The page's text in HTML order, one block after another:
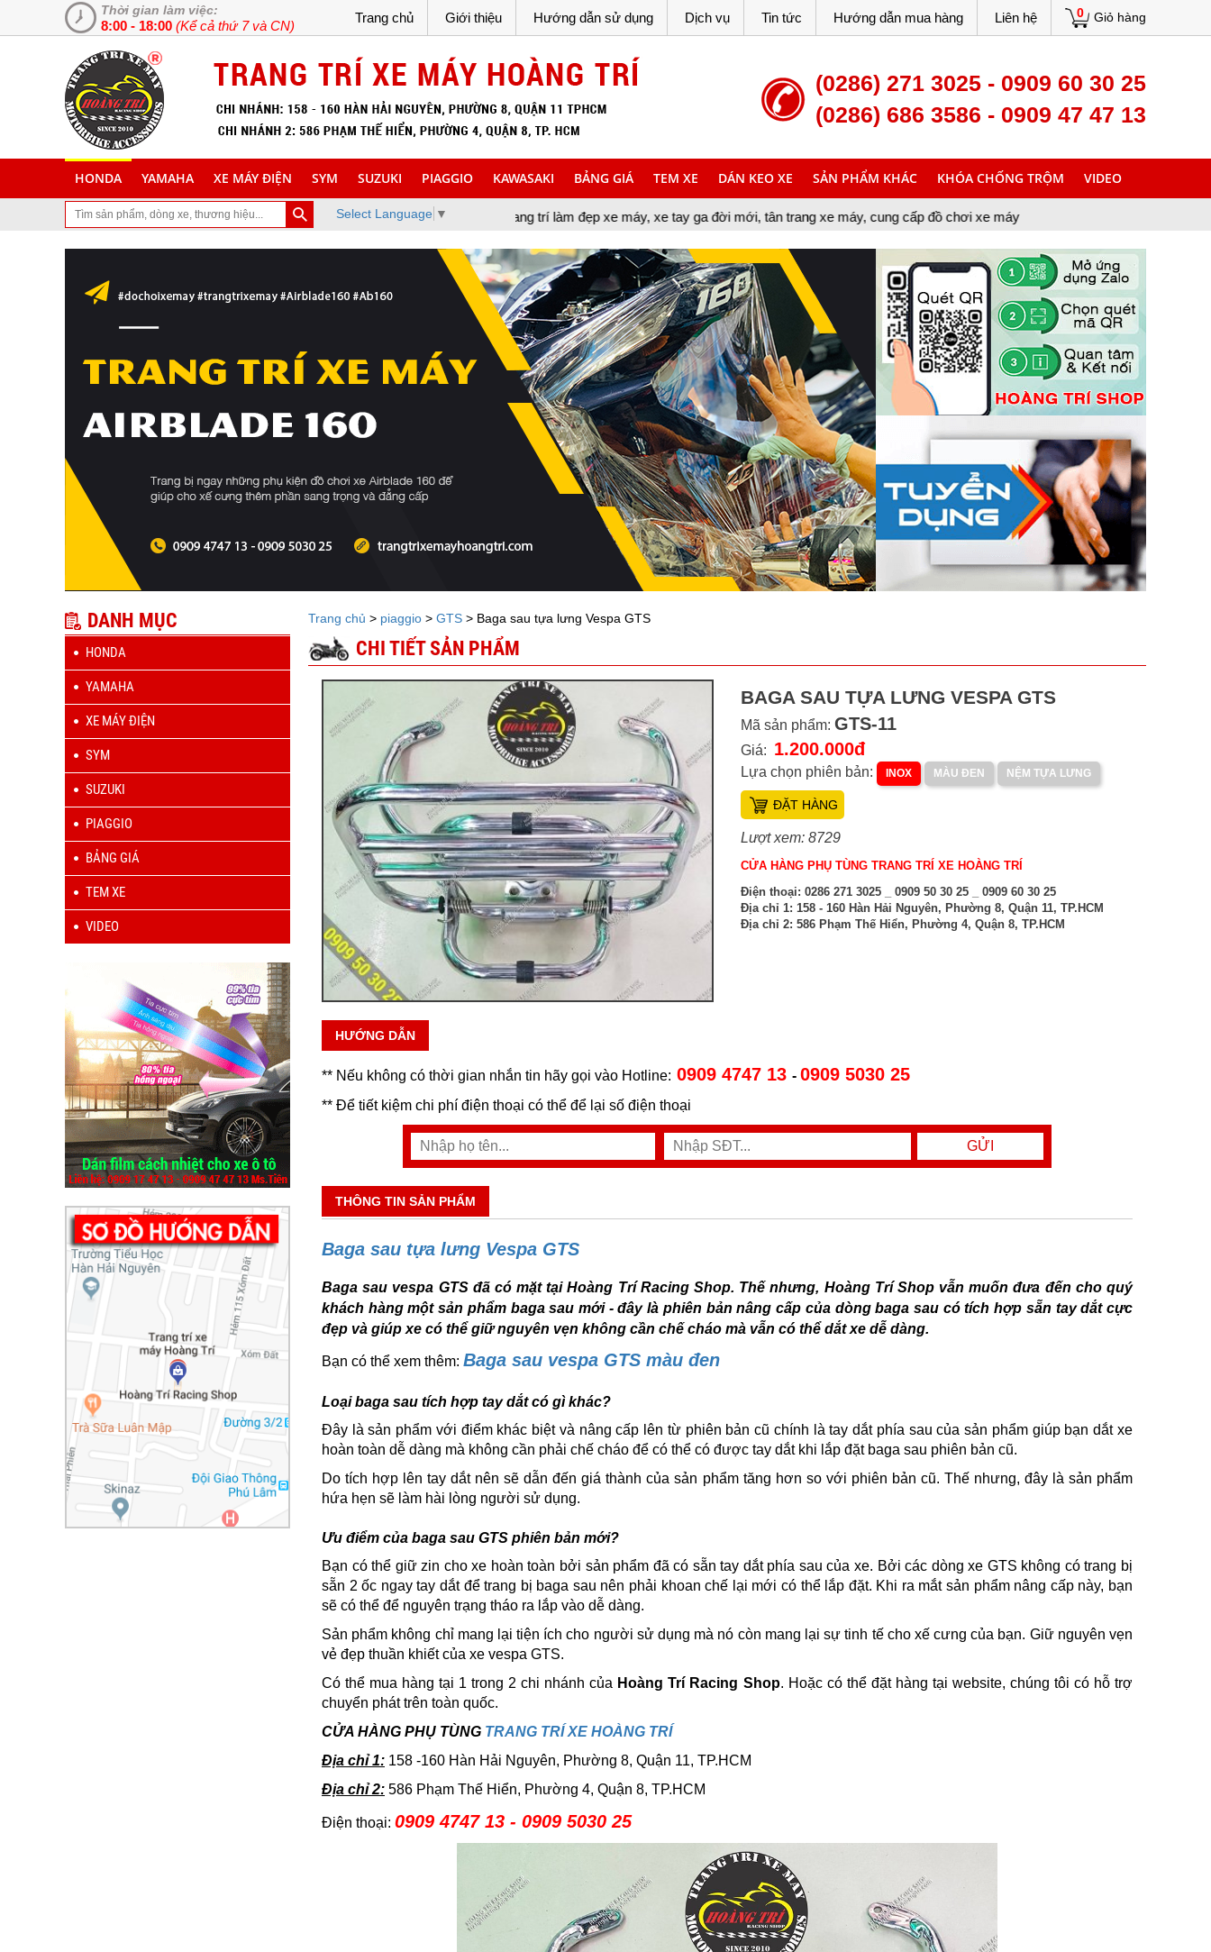
Thời gian làm việc:
8:00 - 18:00 (Kể cả thứ 7 và CN)
0 Giỏ hàng
Trang chủ Giới thiệu Hướng dẫn sử dụng Dịch vụ Tin tức Hướng dẫn mua hàng Liên hệ
(0286) 271 3025 - 0909 60 30 25
(0286) 686 3586 - 0909 47 47 13
HONDA YAMAHA XE MÁY ĐIỆN SYM SUZUKI PIAGGIO KAWASAKI BẢNG GIÁ TEM XE DÁN KEO XE SẢN PHẨM KHÁC KHÓA CHỐNG TRỘM VIDEO
Select Language ▼
đã ghé thăm trang Web chuyên cung cấp và lắp đặt phụ tùng inox trang trí làm đẹp xe máy, xe tay ga đời mới, tân trang xe máy, cung cấp đồ chơi xe máy
DANH MỤC
HONDA
YAMAHA
XE MÁY ĐIỆN
SYM
SUZUKI
PIAGGIO
BẢNG GIÁ
TEM XE
VIDEO
Trang chủ > piaggio> GTS> Baga sau tựa lưng Vespa GTS
CHI TIẾT SẢN PHẨM
BAGA SAU TỰA LƯNG VESPA GTS
Mã sản phẩm: GTS-11
Giá: 1.200.000đ
Lựa chọn phiên bản: INOX MÀU ĐEN NỆM TỰA LƯNG
ĐẶT HÀNG
Lượt xem: 8729
CỬA HÀNG PHỤ TÙNG TRANG TRÍ XE HOÀNG TRÍ
Điện thoại: 0286 271 3025 _ 0909 50 30 25 _ 0909 60 30 25
Địa chỉ 1: 158 - 160 Hàn Hải Nguyên, Phường 8, Quận 11, TP.HCM
Địa chỉ 2: 586 Phạm Thế Hiển, Phường 4, Quận 8, TP.HCM
HƯỚNG DẪN
** Nếu không có thời gian nhắn tin hãy gọi vào Hotline: 0909 4747 13 - 0909 5030 25
** Để tiết kiệm chi phí điện thoại có thể để lại số điện thoại
THÔNG TIN SẢN PHẨM
Baga sau tựa lưng Vespa GTS
Baga sau vespa GTS đã có mặt tại Hoàng Trí Racing Shop. Thế nhưng, Hoàng Trí Shop vẫn muốn đưa đến cho quý
khách hàng một sản phẩm baga sau mới - đây là phiên bản nâng cấp của dòng baga sau có tích hợp sẵn tay dắt cực
đẹp và giúp xe có thể giữ nguyên vẹn không cần chế cháo mà vẫn có thể dắt xe dễ dàng.
Bạn có thể xem thêm: Baga sau vespa GTS màu đen
Loại baga sau tích hợp tay dắt có gì khác?
Đây là sản phẩm với điểm khác biệt và nâng cấp lên từ phiên bản cũ chính là tay dắt phía sau của sản phẩm giúp bạn dắt xe
hoàn toàn dễ dàng mà không cần phải chế cháo để có thể có được tay dắt khi lắp đặt baga sau phiên bản cũ.
Do tích hợp lên tay dắt nên sẽ dẫn đến giá thành của sản phẩm tăng hơn so với phiên bản cũ. Thế nhưng, đây là sản phẩm
hứa hẹn sẽ làm hài lòng người sử dụng.
Ưu điểm của baga sau GTS phiên bản mới?
Bạn có thể giữ zin cho xe hoàn toàn bởi sản phẩm đã có sẵn tay dắt phía sau của xe. Bởi các dòng xe GTS không có trang bị
sẵn 2 ốc ngay tay dắt để trang bị baga sau nên phải khoan chế lại mới có thể lắp đặt. Khi ra mắt sản phẩm nâng cấp này, bạn
sẽ có thể để nguyên trạng tháo ra lắp vào dễ dàng.
Sản phẩm không chỉ mang lại tiện ích cho người sử dụng mà nó còn mang lại sự tinh tế cho xế cưng của bạn. Giữ nguyên vẹn
vẻ đẹp thuần khiết của xe vespa GTS.
Có thể mua hàng tại 1 trong 2 chi nhánh của Hoàng Trí Racing Shop. Hoặc có thể đặt hàng tại website, chúng tôi có hỗ trợ
chuyển phát trên toàn quốc.
CỬA HÀNG PHỤ TÙNG TRANG TRÍ XE HOÀNG TRÍ
Địa chỉ 1:158 -160 Hàn Hải Nguyên, Phường 8, Quận 11, TP.HCM
Địa chỉ 2:586 Phạm Thế Hiển, Phường 4, Quận 8, TP.HCM
Điện thoại: 0909 4747 13 - 0909 5030 25